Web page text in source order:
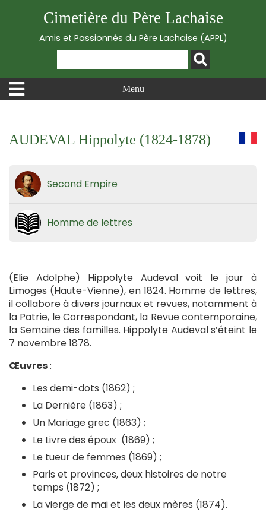
Cimetière du Père Lachaise
Amis et Passionnés du Père Lachaise (APPL)
Menu
AUDEVAL Hippolyte (1824-1878)
Second Empire
Homme de lettres
(Elie Adolphe) Hippolyte Audeval voit le jour à
Limoges (Haute-Vienne), en 1824. Homme de lettres,
il collabore à divers journaux et revues, notamment à
la Patrie, le Correspondant, la Revue contemporaine,
la Semaine des familles. Hippolyte Audeval s’éteint le
7 novembre 1878.
Œuvres:
Les demi-dots (1862) ;
La Dernière (1863) ;
Un Mariage grec (1863) ;
Le Livre des époux (1869) ;
Le tueur de femmes (1869) ;
Paris et provinces, deux histoires de notre
temps (1872) ;
La vierge de mai et les deux mères (1874).